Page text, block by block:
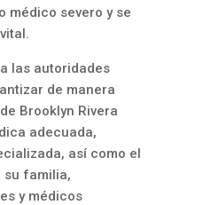
médico severo y se
las autoridades
de manera
Brooklyn Rivera
adecuada,
así como el
su familia,
y médicos